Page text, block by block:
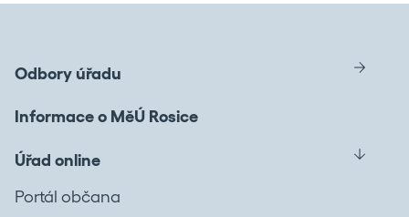
Odbory úřadu
Informace o MěÚ Rosice
Úřad online
Portál občana